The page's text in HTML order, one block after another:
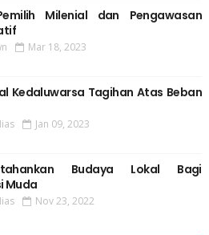
Milenial dan Pengawasan
Mar 18, 2023
Kedaluwarsa Tagihan Atas Beban
Jan 09, 2023
Budaya Lokal Bagi
Muda
Nov 23, 2022